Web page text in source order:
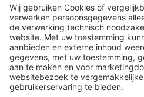
Dräger klantenservice
Over Dräger
Bestellen in onze webshop